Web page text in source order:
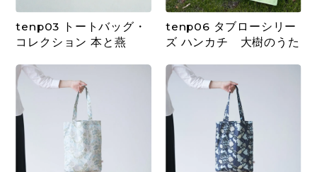
tenp03 トートバッグ・
コレクション 本と燕
tenp06 タブローシリー
ズ ハンカチ 大樹のうた